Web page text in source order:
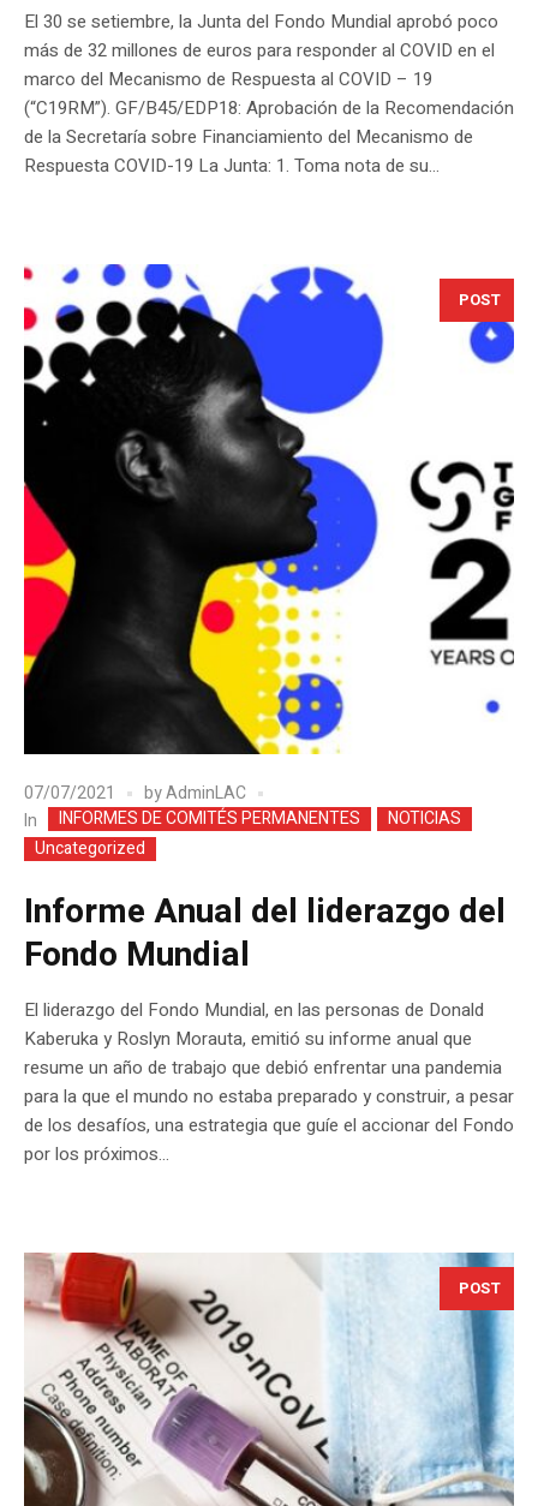
El 30 se setiembre, la Junta del Fondo Mundial aprobó poco
más de 32 millones de euros para responder al COVID en el
marco del Mecanismo de Respuesta al COVID – 19
(“C19RM”). GF/B45/EDP18: Aprobación de la Recomendación
de la Secretaría sobre Financiamiento del Mecanismo de
Respuesta COVID-19 La Junta: 1. Toma nota de su...
POST
07/07/2021 byAdminLAC
In
INFORMES DE COMITÉS PERMANENTES
NOTICIAS
Uncategorized
Informe Anual del liderazgo del
Fondo Mundial
El liderazgo del Fondo Mundial, en las personas de Donald
Kaberuka y Roslyn Morauta, emitió su informe anual que
resume un año de trabajo que debió enfrentar una pandemia
para la que el mundo no estaba preparado y construir, a pesar
de los desafíos, una estrategia que guíe el accionar del Fondo
por los próximos...
POST